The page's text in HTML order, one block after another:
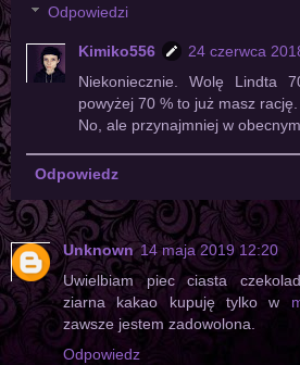
Odpowiedzi
Kimiko556
24 czerwca
Niekoniecznie. Wolę Lindta
powyżej 70 % to już masz rację.
No, ale przynajmniej w
Odpowiedz
Unknown 14 maja 2019 12:20
Uwielbiam piec ciasta
ziarna kakao kupuję tylko w
zawsze jestem zadowolona.
Odpowiedz